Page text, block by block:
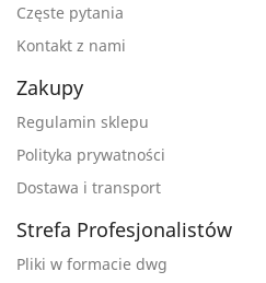
Częste pytania
Kontakt z nami
Zakupy
Regulamin sklepu
Polityka prywatności
Dostawa i transport
Strefa Profesjonalistów
Pliki w formacie dwg